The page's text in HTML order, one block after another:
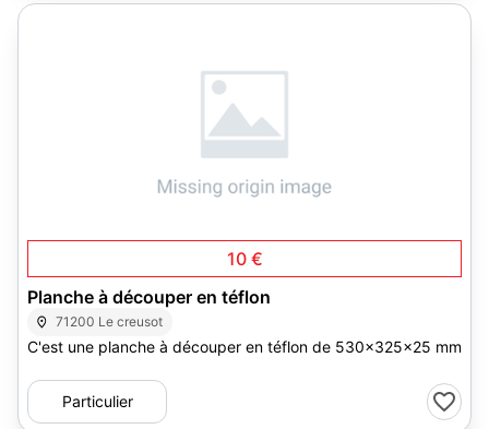
10 €
Planche à découper en téflon
71200 Le creusot
C'est une planche à découper en téflon de 530x325x25 mm
Particulier